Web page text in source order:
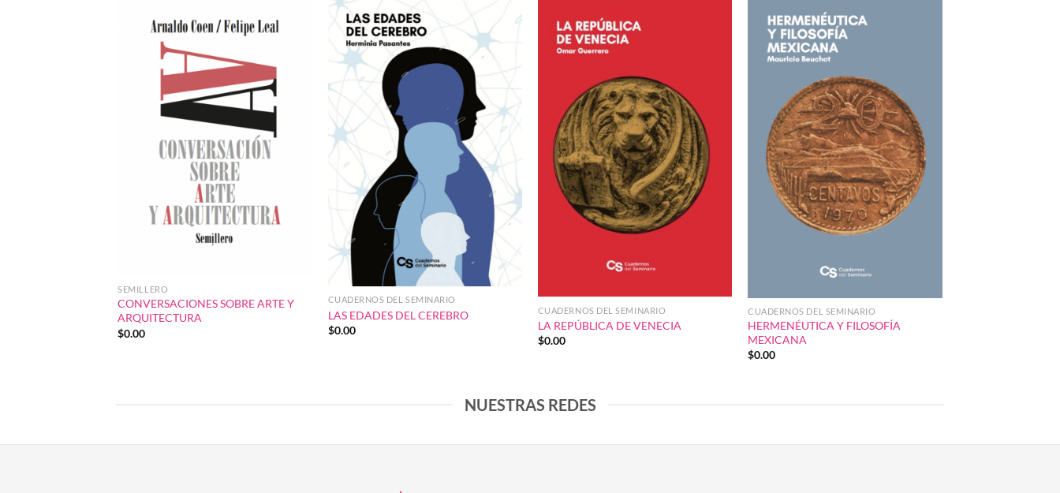
SEMILLERO
CONVERSACIONES SOBRE ARTE Y
ARQUITECTURA
$0.00
CUADERNOS DEL SEMINARIO
LAS EDADES DEL CEREBRO
$0.00
CUADERNOS DEL SEMINARIO
LA REPÚBLICA DE VENECIA
$0.00
CUADERNOS DEL SEMINARIO
HERMENÉUTICA Y FILOSOFÍA
MEXICANA
$0.00
NUESTRAS REDES